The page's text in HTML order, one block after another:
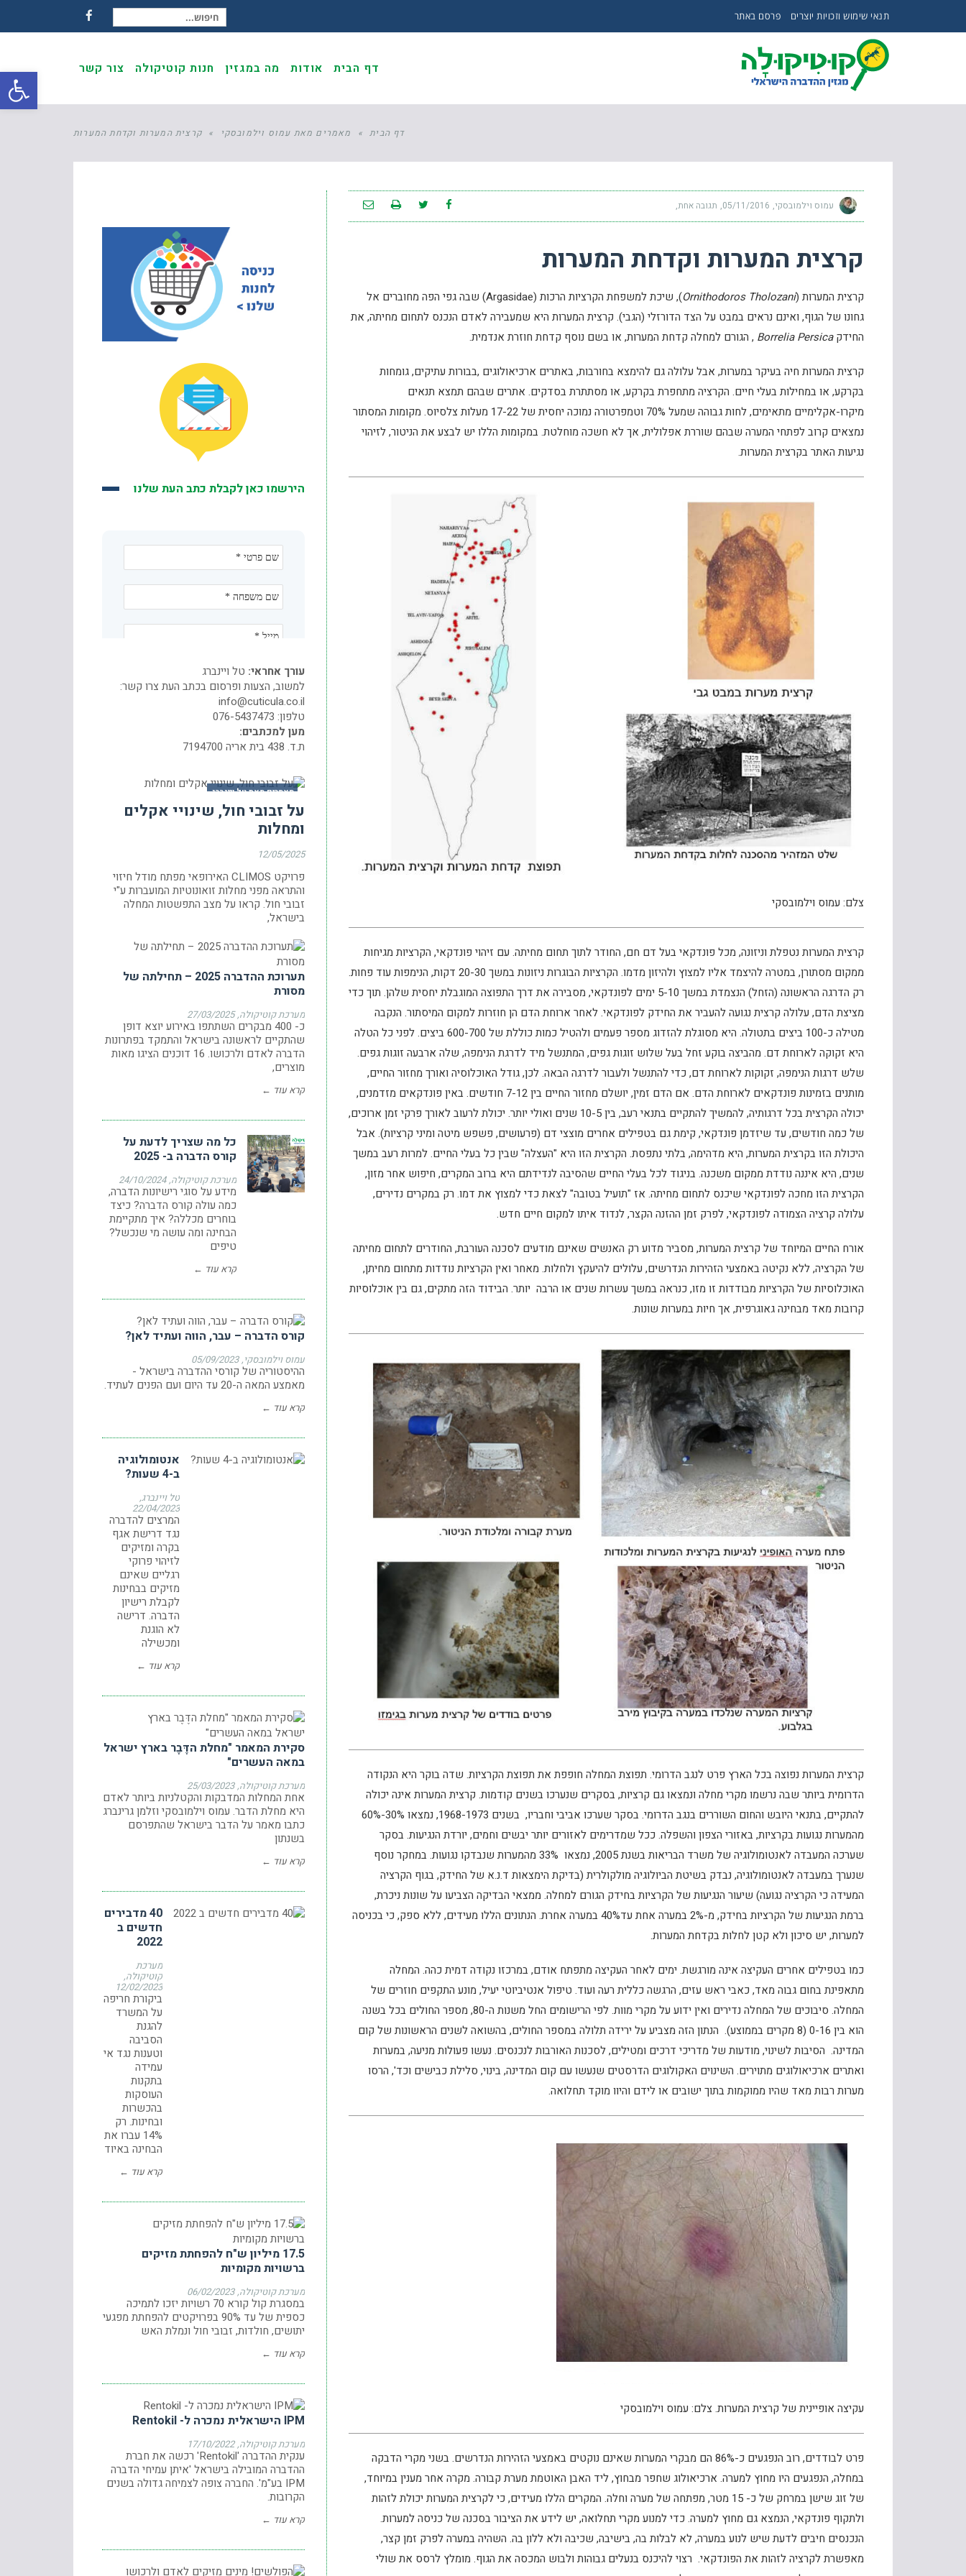
תנאי שימוש וזכויות יוצרים פרסם באתר
חיפוש עבור:
Facebook
דף הבית אודות מה במגזין חנות קוטיקולה צור קשר
דף הבית » מאמרים מאת עמוס וילמובסקי » קרצית המערות וקדחת המערות
עמוס וילמובסקי 05/11/2016 תגובה אחת
קרצית המערות וקדחת המערות
קרצית המערות (Ornithodoros Tholozani
), שיכת למשפחת הקרציות הרכות (Argasidae) שבה גפי הפה מחוברים אל
גחונו של הגוף, ואינם נראים במבט על הצד הדורזלי (הגבי). קרצית המערות היא שמעבירה לאדם הנכנס לתחום מחיתה, את
החידקBorrelia Persica , הגורם למחלה קדחת המערות, או בשם נוסף קדחת חוזרת אנדמית.
קרצית המערות חיה בעיקר במערות, אבל עלולה גם להימצא בחורבות, באתרים ארכיאולוגים ,בבורות עתיקים, גומחות
בקרקע, או במחילות בעלי חיים. הקרציה מתחפרת בקרקע, או מסתתרת בסדקים. אתרים שבהם תמצא תנאים
מיקרו-אקלימיים מתאימים, לחות גבוהה שמעל 70% וטמפרטורה נמוכה יחסית של 17-22 מעלות צלסיוס. מקומות המסתור
נמצאים קרוב לפתחי המערה שבהם שוררת אפלולית, אך לא חשכה מוחלטת. במקומות הללו יש לבצע את הניטור, לזיהוי
נגיעות האתר בקרצית המערות.
צלם: עמוס וילמובסקי
קרצית המערות נטפלת וניזונה, מכל פונדקאי בעל דם חם, החודר לתוך תחום מחיתה. עם זיהוי פונדקאי, הקרציות מגיחות
ממקום מסתורן, במטרה להיצמד אליו למצוץ ולהיזון מדמו. הקרציות הבוגרות ניזונות במשך 20-30 דקות, הנימפות עוד פחות.
רק הדרגה הראשונה (הזחל) הנצמדת במשך 5-10 ימים לפונדקאי, מסבירה את דרך התפוצה המוגבלת יחסית שלהן. תוך כדי
מציצת הדם, עלולה קרצית נגועה להעביר את החידק לפונדקאי. לאחר ארוחת הדם הן חוזרות למקום המיסתור. הנקבה
מטילה כ-100 ביצים בתטולה. היא מסוגלת להזדוג מספר פעמים ולהטיל כמות כוללת של 600-700 ביצים. לפני כל הטלה
היא זקוקה לארוחת דם. מהביצה בוקע זחל בעל שלוש זוגות גפים, המתנשל מיד לדרגת הנימפה, שלה ארבעה זוגות גפים.
שלש דרגות הנימפה, זקוקות לארוחת דם, כדי להתנשל ולעבור לדרגה הבאה. לכן, גודל האוכלוסיה ואורך מחזור החיים,
מותנים בזמינות פונדקאים לארוחת הדם. אם הדם זמין, יושלם מחזור החיים בין 7-12 חודשים. באין פונדקאים מזדמנים,
יכולה הקרצית בכל דרגותיה, להמשיך להתקיים בתנאי רעב, בין 10-5 שנים ואולי יותר. יכולת לרעוב לאורך פרקי זמן ארוכים,
של כמה חודשים, עד שיזדמן פונדקאי, קימת גם בטפילים אחרים מוצצי דם (פרעושים, פשפש מיטה ומיני קרציות). אבל
היכולת הזו בקרצית המערות, היא מדהימה, בלתי נתפסת. הקרצית הזו היא "העצלה" שבין כל בעלי החיים. למרות רעב במשך
שנים, היא איננה נודדת ממקום משכנה. בניגוד לכל בעלי החיים שהסיבה לנדידתם היא ברוב המקרים, חיפוש אחר מזון,
הקרצית הזו מחכה לפונדקאי שיכנס לתחום מחיתה. אז "תועיל בטובה" לצאת כדי למצוץ את דמו. רק במקרים נדירים,
עלולה קרציה הצמודה לפונדקאי, לפרק זמן ההזנה הקצר, לנדוד איתו למקום חיים חדש.
אורח החיים המיוחד של קרצית המערות, מסביר מדוע רק האנשים שאינם מודעים לסכנה העורבת, החודרים לתחום מחיתה
של הקרציה, ללא נקיטה באמצעי הזהירות הנדרשים, עלולים להיעקץ ולחלות. מאחר ואין הקרציות נודדות מתחום מחיתן,
האוכלוסיות של הקרציות מבודדות זו מזו, כנראה במשך עשרות שנים או הרבה יותר. הבידוד הזה מתקים, גם בין אוכלוסיות
קרובות מאד מבחינה גאוגרפית, אך חיות במערות שונות.
קרצית המערות נפוצה בכל הארץ פרט לנגב הדרומי. תפוצת המחלה חופפת את תפוצת הקרציות. שדה בוקר היא הנקודה
הדרומית ביותר שבה נרשמו מקרי מחלה ונמצאו גם קרציות, בסקרים שנערכו בשנים קודמות. קרצית המערות אינה יכולה
להתקיים, בתנאי היובש והחום השוררים בנגב הדרומי. בסקר שערכו אביבי וחבריו, בשנים 1968-1973, נמצאו 30%-60%
מהמערות נגועות בקרציות, באזורי הצפון והשפלה. ככל שמדרימים לאזורים יותר יבשים וחמים, יורדת הנגיעות. בסקר
שערכה המעבדה לאנטומולוגיה של משרד הבריאות בשנת 2005, נמצאו 33% מהמערות שנבדקו נגועות. במחקר נוסף
שנערך במעבדה לאנטומולוגיה, נבדק בשיטת הביולוגיה מולקולרית (בדיקת הימצאות ד.נ.א של החידק, בגוף הקרציה
המעידה כי הקרציה נגועה) שיעור הנגיעות של הקרציות בחידק הגורם למחלה. ממצאי הבדיקה הצביעו על שונות ניכרת,
ברמת הנגיעות של הקרציות בחידק, מ-2% במערה אחת עד40% במערה אחרת. הנתונים הללו מעידים, ללא ספק, כי בכניסה
למערות, יש סיכון ולא קטן לחלות בקדחת המערות.
כמו בטפילים אחרים העקיצה אינה מורגשת. ימים לאחר העקיצה מתפתח אודם, במרכזו נקודה דמית כהה. המחלה
מתאפינת בחום גבוה מאד, כאבי ראש עזים, הרגשה כללית רעה ועוד. טיפול אנטיביוטי יעיל, מונע התקפים חוזרים של
המחלה. סיבוכים של המחלה נדירים ואין ידוע על מקרי מוות. לפי הרישומים החל משנות ה-80, מספר החולים בכל בשנה
הוא בין 0-16 (8 מקרים בממוצע). הנתון הזה מצביע על ירידה תלולה במספר החולים, בהשואה לשנים הראשונות של קום
המדינה. הסיבות לשינוי, מודעות של מדריכי דרכים ומטילים, לסכנות האורבות לנכנסים. נעשו פעולות מניעה, במערות
ואתרים ארכיאולוגים מתוירים. השינוים האקולוגים הדרסטים שנעשו עם קום המדינה, בינוי, סלילת כבישים וכד', הרסו
מערות רבות מאד שהיו ממוקמות בתוך ישובים או לידם והיוו מוקד תחלואה.
עקיצה אופיינית של קרצית המערות. צלם: עמוס וילמובסקי
פרט לבודדים, רוב הנפגעים כ-86% הם מבקרי המערות שאינם נוקטים באמצעי הזהירות הנדרשים. בשני מקרי הדבקה
במחלה, הנפגעים היו מחוץ למערה. ארכיאולוג שחפר מבחוץ, ליד האבן האוטמת מערת קבורה. מקרה אחר מענין במיוחד,
של זוג שישן במרחק של כ- 15 מטר, מפתחה של מערה וחלה. המקרים הללו מעידים, כי לקרצית המערות יכולת לזהות
ולתקוף פונדקאי, הנמצא גם מחוץ למערה. כדי למנוע מקרי תחלואה, יש לידע את הציבור בסכנה של כניסה למערות.
הנכנסים חיבים לדעת שיש לנוע במערה, לא לבלות בה, בישיבה, שכיבה ולא ללון בה. השהיה במערה לפרק זמן קצר,
מאפשרת לקרציה לזהות את הפונדקאי. רצוי להיכנס בנעלים גבוהות ולבוש המכסה את הגוף. מומלץ לרסס את שולי
הירשמו כאן לקבלת כתב העת שלנו
עורך אחראי: טל ויינברג
למשוב, הצעות ופרסום בכתב העת צרו קשר:
info@cuticula.co.il
טלפון: 076-5437473
מען למכתבים:
ת.ד. 438 בית אריה 7194700
מאמרים מאת טל ויינברג
על זבובי חול, שינויי אקלים
ומחלות
12/05/2025
פרויקט CLIMOS האירופאי מפתח מודל חיזוי
והתראה מפני מחלות זואונוטיות המועברות ע"י
זבובי חול. קראו על מצב התפשטות המחלה
בישראל,
תערוכת ההדברה 2025 – תחילתה של
מסורת
מערכת קוטיקולה 27/03/2025
כ- 400 מבקרים השתתפו באירוע יוצא דופן
שהתקיים לראשונה בישראל והתמקד בפתרונות
הדברה לאדם ולרכושו. 16 דוכנים הציגו מאות
מוצרים,
קרא עוד ←
כל מה שצריך לדעת על
קורס הדברה ב- 2025
מערכת קוטיקולה 24/10/2024
מידע על סוגי רישיונות הדברה,
כמה עולה קורס הדברה? כיצד
בוחרים מכללה? איך מתקיימת
הבחינה ומה עושה מי שנכשל?
טיפים
קרא עוד ←
קורס הדברה – עבר, הווה ועתיד לאן?
עמוס וילמובסקי 05/09/2023
ההיסטוריה של קורסי ההדברה בישראל -
מאמצע המאה ה-20 עד היום ועם הפנים לעתיד.
קרא עוד ←
אנטומולוגיה
ב-4 שעות?
טל ויינברג
22/04/2023
המרצים להדברה
נגד דרישת אגף
בקרה ומזיקים
לזיהוי פרוקי
רגליים שאינם
מזיקים בבחינות
לקבלת רישיון
הדברה. דרישה
לא הוגנת
ומכשילה
קרא עוד ←
סקירת המאמר "מחלת הדֶּבֶר בארץ ישראל
במאה העשרים"
מערכת קוטיקולה 25/03/2023
אחת המחלות המדבקות והקטלניות ביותר לאדם
היא מחלת הדבר. עמוס וילמובסקי וזלמן גרינברג
כתבו מאמר על הדבר בישראל שהתפרסם
בשנתון
קרא עוד ←
40 מדבירים
חדשים ב
2022
מערכת
קוטיקולה
12/02/2023
ביקורת חריפה
על המשרד
להגנת
הסביבה
וטענות נגד אי
עמידה
בתקנות
העוסקות
בהכשרות
ובחינות. רק
14% עברו את
הבחינה באיוד
קרא עוד ←
17.5 מיליון ש"ח להפחתת מזיקים
ברשויות מקומיות
מערכת קוטיקולה 06/02/2023
במסגרת קול קורא 70 רשויות יזכו לתמיכה
כספית של עד 90% בפרויקטים להפחתת מפגעי
יתושים, חולדות, זבובי חול ונמלת האש
קרא עוד ←
IPM הישראלית נמכרה ל- Rentokil
מערכת קוטיקולה 17/10/2022
ענקית ההדברה 'Rentokil' רכשה את חברת
ההדברה המובילה בישראל 'איתן עמיחי הדברה
IPM בע"מ'. החברה צופה לצמיחה גדולה בשנים
הקרובות.
קרא עוד ←